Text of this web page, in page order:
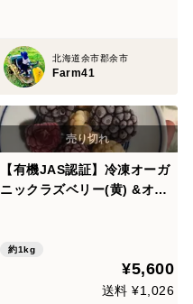
北海道余市郡余市
Farm41
【有機JAS認証】冷凍オーガ
ニックラズベリー(黄) &オー
約1kg
¥5,600
送料 ¥1,026